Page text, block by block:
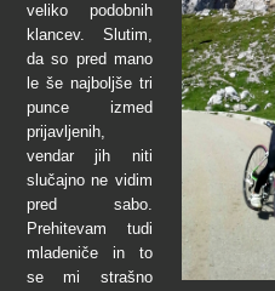
veliko podobnih
klancev. Slutim,
da so pred mano
le še najboljše tri
punce izmed
prijavljenih,
vendar jih niti
slučajno ne vidim
pred sabo.
Prehitevam tudi
mladeniče in to
se mi strašno